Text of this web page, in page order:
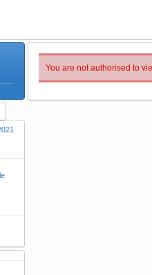
You are not authorised to